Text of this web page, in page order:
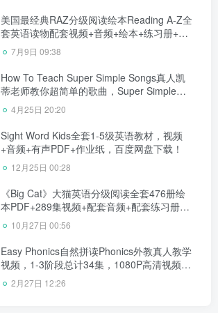
美国最经典RAZ分级阅读绘本Reading A-Z全
套英语读物配套视频+音频+绘本+练习册+教
案+老师中文RAZ课程全套共119GB，百度网
盘下载！
7月9日 09:38
How To Teach Super Simple Songs真人凯
蒂老师教你超简单的歌曲，Super Simple
Songs系列篇，全71集，1080P高清视频带
英文字幕，百度网盘下载！
4月25日 20:20
Sight Word Kids全套1-5级英语教材，视频
+音频+有声PDF+作业纸，百度网盘下载！
12月25日 00:28
《Big Cat》大猫英语分级阅读全套476册绘
本PDF+289集视频+配套音频+配套练习册，
百度网盘下载！
10月27日 00:56
Easy Phonics自然拼读Phonics外教真人教学
视频，1-3阶段总计34集，1080P高清视频，
百度网盘下载！
2月27日 12:26